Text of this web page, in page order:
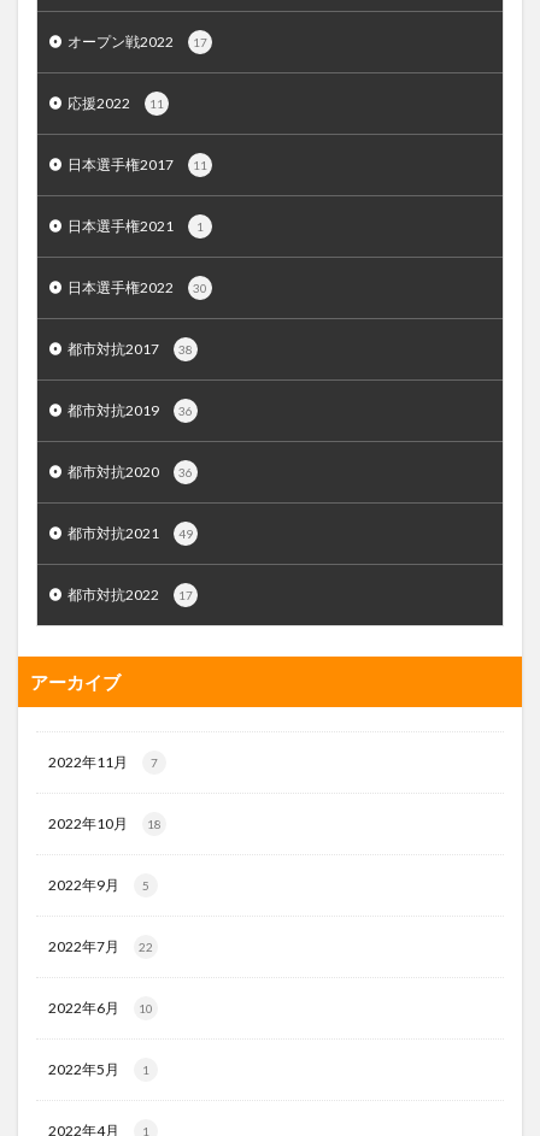
オープン戦2022 17
応援2022 11
日本選手権2017 11
日本選手権2021 1
日本選手権2022 30
都市対抗2017 38
都市対抗2019 36
都市対抗2020 36
都市対抗2021 49
都市対抗2022 17
アーカイブ
2022年11月 7
2022年10月 18
2022年9月 5
2022年7月 22
2022年6月 10
2022年5月 1
2022年4月 1